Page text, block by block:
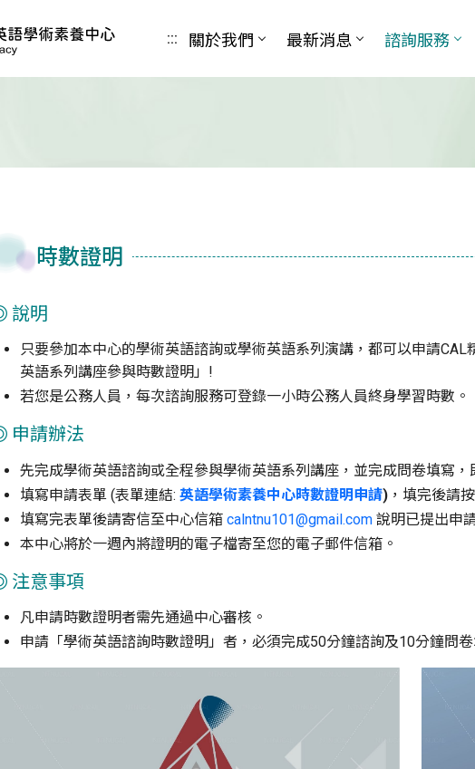
:::
關於我們 最新消息 諮詢服務
時數證明
說明
只要參加本中心的學術英語諮詢或學術英語系列演講，都可以申請
英語系列講座參與時數證明」!
若您是公務人員，每次諮詢服務可登錄一小時公務人員終身學習時數。
申請辦法
先完成學術英語諮詢或全程參與學術英語系列講座，並完成問卷填寫，
填寫申請表單 (表單連結: 英語學術素養中心時數證明申請) ，填完後請
填寫完表單後請寄信至中心信箱 calntnu101@gmail.com 說明已提出申
本中心將於一週內將證明的電子檔寄至您的電子郵件信箱。
注意事項
凡申請時數證明者需先通過中心審核。
申請「學術英語諮詢時數證明」者，必須完成50分鐘諮詢及10分鐘問卷